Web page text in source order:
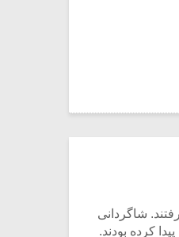
شاگردانی
کرده بودند.